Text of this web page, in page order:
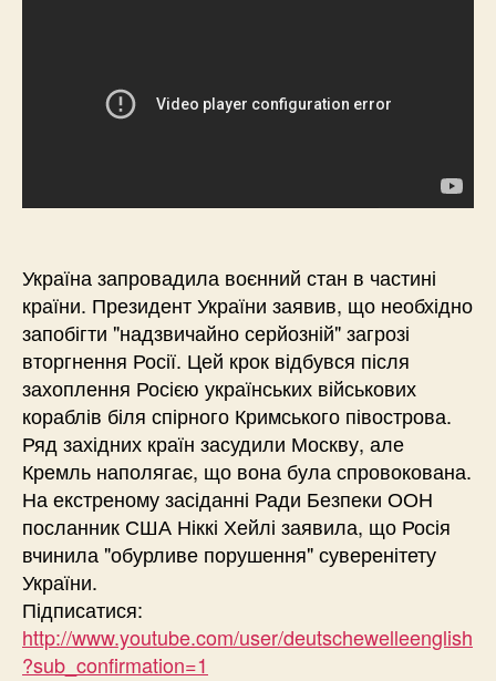
Україна запровадила воєнний стан в частині
країни. Президент України заявив, що необхідно
запобігти "надзвичайно серйозній" загрозі
вторгнення Росії. Цей крок відбувся після
захоплення Росією українських військових
кораблів біля спірного Кримського півострова.
Ряд західних країн засудили Москву, але
Кремль наполягає, що вона була спровокована.
На екстреному засіданні Ради Безпеки ООН
посланник США Ніккі Хейлі заявила, що Росія
вчинила "обурливе порушення" суверенітету
України.
Підписатися:
http://www.youtube.com/user/deutschewelleenglish
?sub_confirmation=1